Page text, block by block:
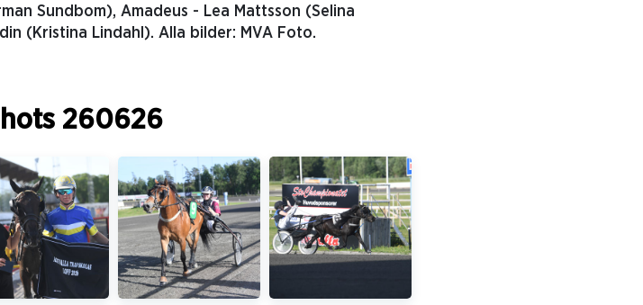
Sundbom), Amadeus - Lea Mattsson (Selina
(Kristina Lindahl). Alla bilder: MVA Foto.
260626